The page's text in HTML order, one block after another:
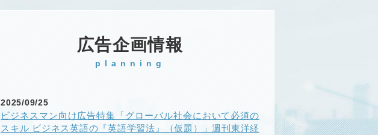
広告企画情報
planning
2025/09/25
ビジネスマン向け広告特集「グローバル社会において必須の
スキル ビジネス英語の『英語学習法』（仮題）」週刊東洋経